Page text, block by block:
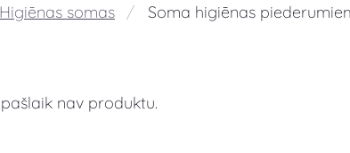
Higiēnas somas Soma higiēnas
nav produktu.